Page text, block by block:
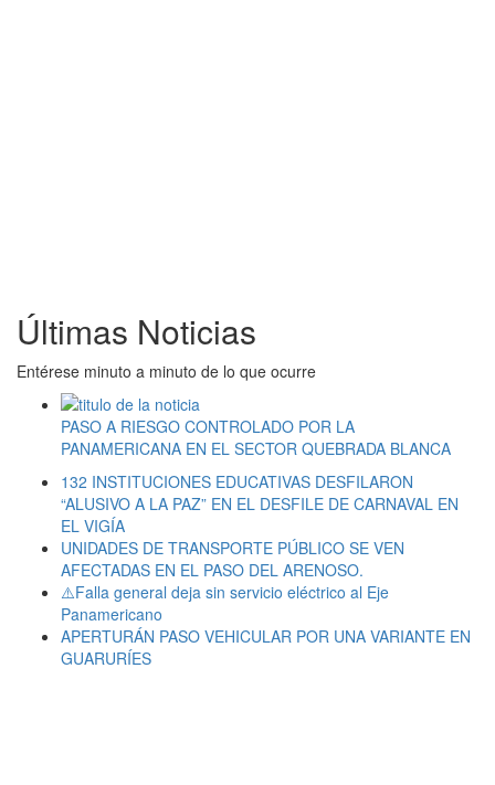
Últimas Noticias
Entérese minuto a minuto de lo que ocurre
PASO A RIESGO CONTROLADO POR LA
PANAMERICANA EN EL SECTOR QUEBRADA BLANCA
132 INSTITUCIONES EDUCATIVAS DESFILARON
“ALUSIVO A LA PAZ” EN EL DESFILE DE CARNAVAL EN
EL VIGÍA
UNIDADES DE TRANSPORTE PÚBLICO SE VEN
AFECTADAS EN EL PASO DEL ARENOSO.
⚠️Falla general deja sin servicio eléctrico al Eje
Panamericano
APERTURÁN PASO VEHICULAR POR UNA VARIANTE EN
GUARURÍES